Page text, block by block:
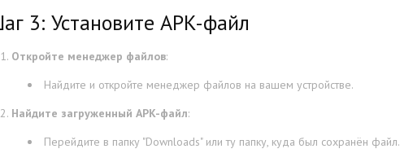
3: Установите APK-файл
Откройте менеджер файлов:
Найдите и откройте менеджер файлов на вашем устройстве.
Найдите загруженный APK-файл:
Перейдите в папку "Downloads" или ту папку, куда был сохранён файл.